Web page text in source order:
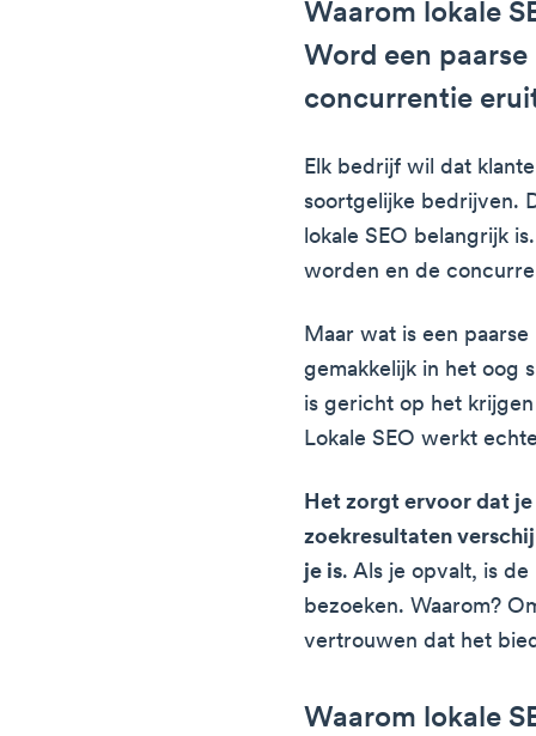
Waarom lokale
Word een
concurrentie
Elk bedrijf wil dat
soortgelijke bedrijven.
lokale SEO belangrijk
worden en de
Maar wat is een
gemakkelijk in het oog
is gericht op het
Lokale SEO werkt
Het zorgt ervoor dat je
zoekresultaten
je is. Als je opvalt, is
bezoeken. Waarom?
vertrouwen dat het
Waarom lokale